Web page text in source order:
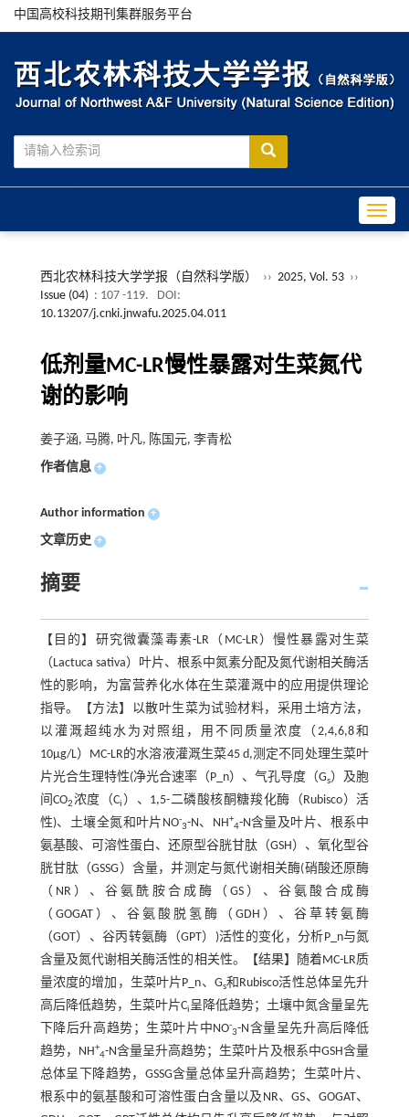
中国高校科技期刊集群服务平台
西北农林科技大学学报（自然科学版） ›› 2025, Vol. 53 ››
Issue (04) : 107 -119.
DOI:
10.13207/j.cnki.jnwafu.2025.04.011
低剂量MC-LR慢性暴露对生菜氮代
谢的影响
姜子涵, 马腾, 叶凡, 陈国元, 李青松
作者信息 +
Author information +
文章历史 +
摘要
【目的】研究微囊藻毒素-LR（MC-LR）慢性暴露对生菜
（Lactuca sativa）叶片、根系中氮素分配及氮代谢相关酶活
性的影响，为富营养化水体在生菜灌溉中的应用提供理论
指导。【方法】以散叶生菜为试验材料，采用土培方法，
以灌溉超纯水为对照组，用不同质量浓度（2,4,6,8和
10μg/L）MC-LR的水溶液灌溉生菜45 d,测定不同处理生菜叶
片光合生理特性(净光合速率（P_n）、气孔导度（Gs）及胞
间CO2浓度（Ci ）、1,5-二磷酸核酮糖羧化酶（Rubisco）活
性)、土壤全氮和叶片NO-
3-N、NH+
4-N含量及叶片、根系中
氨基酸、可溶性蛋白、还原型谷胱甘肽（GSH）、氧化型谷
胱甘肽（GSSG）含量，并测定与氮代谢相关酶(硝酸还原酶
（NR）、谷氨酰胺合成酶（GS）、谷氨酸合成酶
（GOGAT）、谷氨酸脱氢酶（GDH）、谷草转氨酶
（GOT）、谷丙转氨酶（GPT）)活性的变化，分析P_n与氮
含量及氮代谢相关酶活性的相关性。【结果】随着MC-LR质
量浓度的增加，生菜叶片P_n、Gs和Rubisco活性总体呈先升
高后降低趋势，生菜叶片Ci呈降低趋势；土壤中氮含量呈先
下降后升高趋势；生菜叶片中NO-
3-N含量呈先升高后降低
趋势，NH+
4-N含量呈升高趋势；生菜叶片及根系中GSH含量
总体呈下降趋势，GSSG含量总体呈升高趋势；生菜叶片、
根系中的氨基酸和可溶性蛋白含量以及NR、GS、GOGAT、